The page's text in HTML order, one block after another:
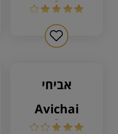
אביחי
avichai